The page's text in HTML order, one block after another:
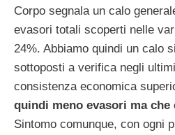
Corpo segnala un calo
evasori totali scoperti nelle
24%. Abbiamo quindi un calo
sottoposti a verifica negli
consistenza economica
quindi meno evasori ma che
Sintomo comunque, con ogni